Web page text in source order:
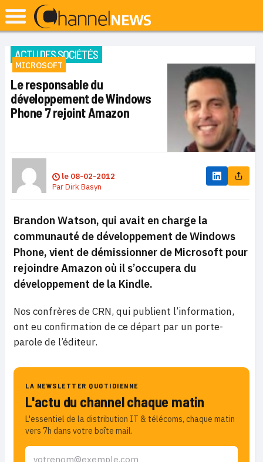
ACTU DES SOCIÉTÉS
MICROSOFT
Le responsable du
développement de Windows
Phone 7 rejoint Amazon
le 08-02-2012
ParDirk Basyn
Brandon Watson, qui avait en charge la
communauté de développement de Windows
Phone, vient de démissionner de Microsoft pour
rejoindre Amazon où il s’occupera du
développement de la Kindle.
Nos confrères de CRN, qui publient l’information,
ont eu confirmation de ce départ par un porte-
parole de l’éditeur.
LA NEWSLETTER QUOTIDIENNE
L'actu du channel chaque matin
L'essentiel de la distribution IT & télécoms, chaque matin
vers 7h dans votre boîte mail.